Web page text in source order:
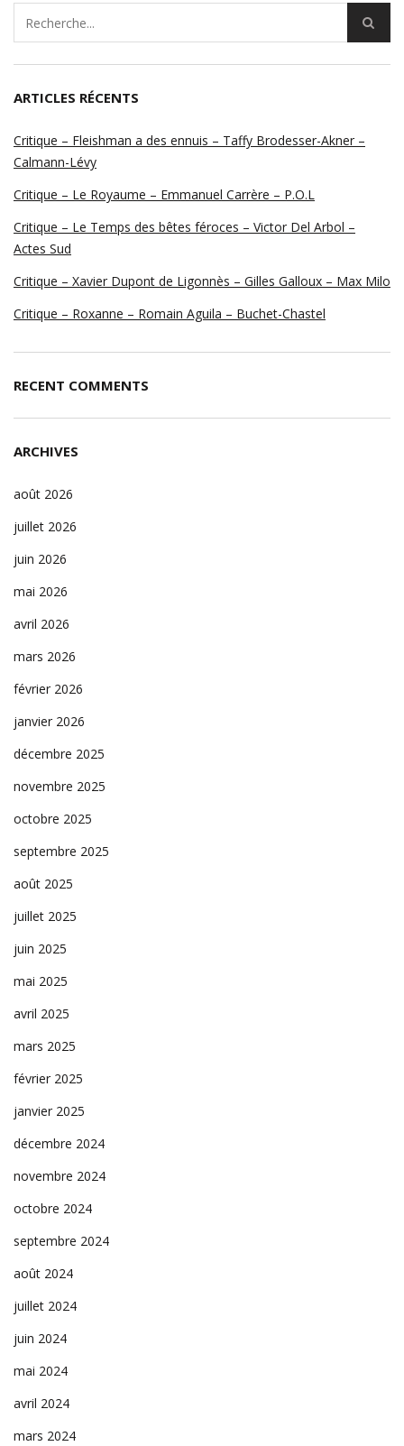
ARTICLES RÉCENTS
Critique – Fleishman a des ennuis – Taffy Brodesser-Akner –
Calmann-Lévy
Critique – Le Royaume – Emmanuel Carrère – P.O.L
Critique – Le Temps des bêtes féroces – Victor Del Arbol –
Actes Sud
Critique – Xavier Dupont de Ligonnès – Gilles Galloux – Max Milo
Critique – Roxanne – Romain Aguila – Buchet-Chastel
RECENT COMMENTS
ARCHIVES
août 2026
juillet 2026
juin 2026
mai 2026
avril 2026
mars 2026
février 2026
janvier 2026
décembre 2025
novembre 2025
octobre 2025
septembre 2025
août 2025
juillet 2025
juin 2025
mai 2025
avril 2025
mars 2025
février 2025
janvier 2025
décembre 2024
novembre 2024
octobre 2024
septembre 2024
août 2024
juillet 2024
juin 2024
mai 2024
avril 2024
mars 2024